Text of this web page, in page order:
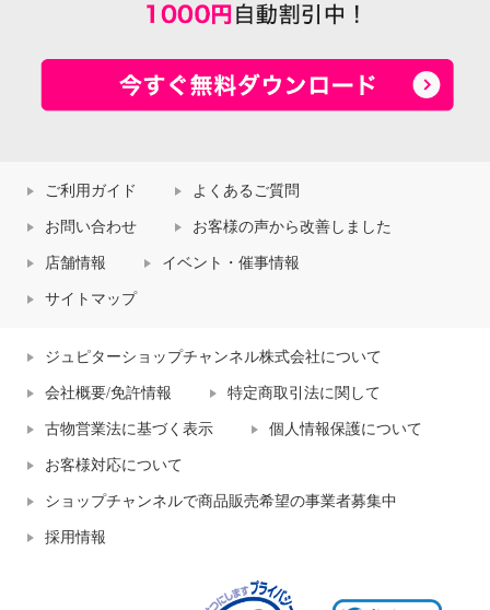
ご利用ガイド よくあるご質問
お問い合わせ お客様の声から改善しました
店舗情報 イベント・催事情報
サイトマップ
ジュピターショップチャンネル株式会社について
会社概要/免許情報 特定商取引法に関して
古物営業法に基づく表示 個人情報保護について
お客様対応について
ショップチャンネルで商品販売希望の事業者募集中
採用情報